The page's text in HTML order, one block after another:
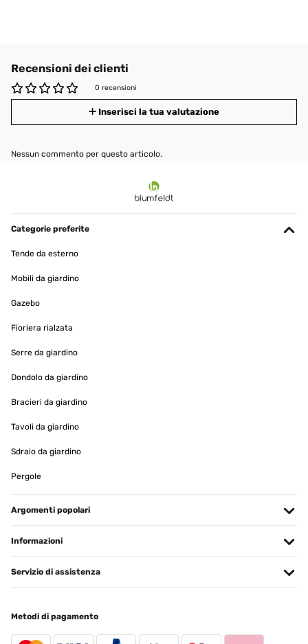
Recensioni dei clienti
0 recensioni
Inserisci la tua valutazione
Nessun commento per questo articolo.
Categorie preferite
Tende da esterno
Mobili da giardino
Gazebo
Fioriera rialzata
Serre da giardino
Dondolo da giardino
Bracieri da giardino
Tavoli da giardino
Sdraio da giardino
Pergole
Argomenti popolari
Informazioni
Servizio di assistenza
Metodi di pagamento